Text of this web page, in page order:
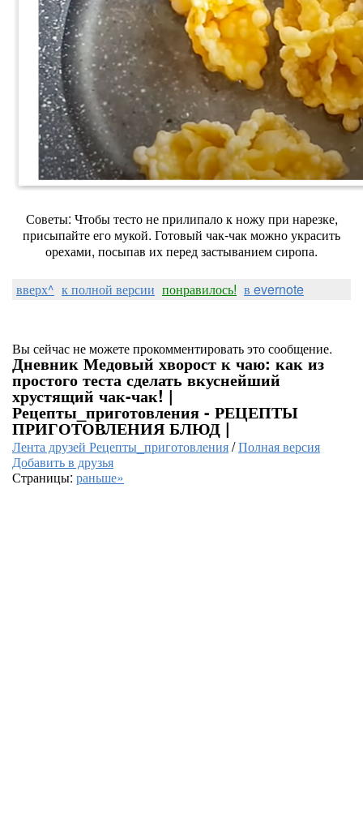
Советы: Чтобы тесто не прилипало к ножу при нарезке,
присыпайте его мукой. Готовый чак-чак можно украсить
орехами, посыпав их перед застыванием сиропа.
вверх^ к полной версии понравилось! в evernote
Вы сейчас не можете прокомментировать это сообщение.
Дневник Медовый хворост к чаю: как из
простого теста сделать вкуснейший
хрустящий чак-чак! |
Рецепты_приготовления - РЕЦЕПТЫ
ПРИГОТОВЛЕНИЯ БЛЮД |
Лента друзей Рецепты_приготовления/Полная версия
Добавить в друзья
Страницы: раньше»